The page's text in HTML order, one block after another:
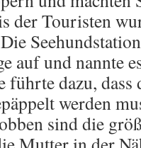
der Touristen
auf und nannte
führte dazu, dass
werden
sind die